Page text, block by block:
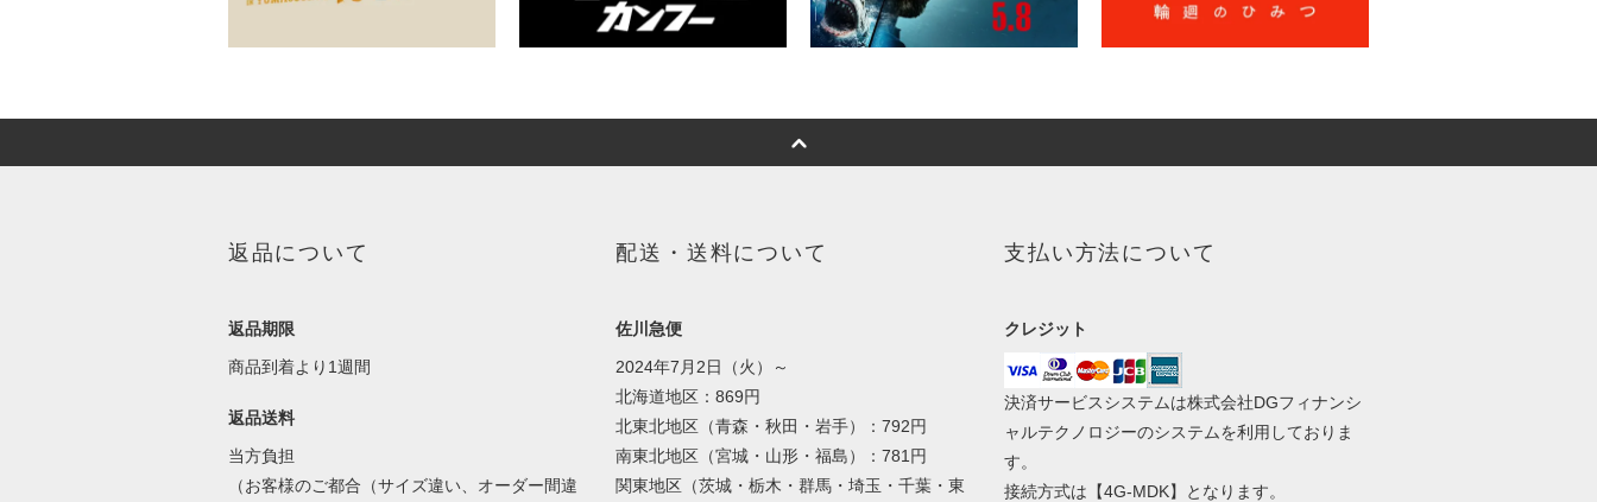
返品について
返品期限
商品到着より1週間
返品送料
当方負担
（お客様のご都合（サイズ違い、オーダー間違
配送・送料について
佐川急便
2024年7月2日（火）～
北海道地区：869円
北東北地区（青森・秋田・岩手）：792円
南東北地区（宮城・山形・福島）：781円
関東地区（茨城・栃木・群馬・埼玉・千葉・東
支払い方法について
クレジット
決済サービスシステムは株式会社DGフィナンシ
ャルテクノロジーのシステムを利用しておりま
す。
接続方式は【4G-MDK】となります。